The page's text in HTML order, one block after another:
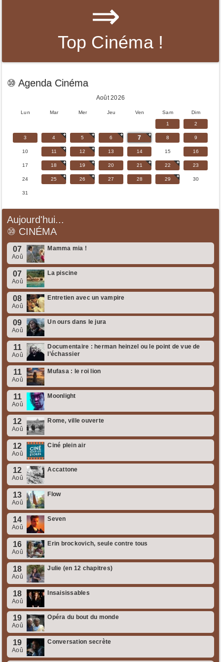
⇒
Top Cinéma !
⑩ Agenda Cinéma
Août 2026
Lun Mar Mer Jeu Ven Sam Dim
1 2
3 4 5 6 7 8 9
10 11 12 13 14 15 16
17 18 19 20 21 22 23
24 25 26 27 28 29 30
31
Aujourd'hui...
⑩ CINÉMA
07
Aoû
Mamma mia !
07
Aoû
La piscine
08
Aoû
Entretien avec un vampire
09
Aoû
Un ours dans le jura
11
Aoû
Documentaire : herman heinzel ou le point de vue de
l’échassier
11
Aoû
Mufasa : le roi lion
11
Aoû
Moonlight
12
Aoû
Rome, ville ouverte
12
Aoû
Ciné plein air
12
Aoû
Accattone
13
Aoû
Flow
14
Aoû
Seven
16
Aoû
Erin brockovich, seule contre tous
18
Aoû
Julie (en 12 chapitres)
18
Aoû
Insaisissables
19
Aoû
Opéra du bout du monde
19
Aoû
Conversation secrète